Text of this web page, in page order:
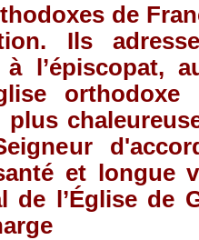
de
Ils
à l’épiscopat,
orthodoxe
et longue
de l’Église de